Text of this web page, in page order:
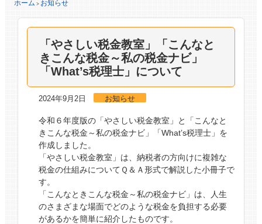
ホーム > お知らせ
「やさしい税金教室」「こんなと
きこんな税金～私の税金ナビ」
「What’s税理士」について
2024年9月2日 お知らせ
令和６年度版の「やさしい税金教室」と「こんなと
きこんな税金～私の税金ナビ」「What’s税理士」を
作成しました。
「やさしい税金教室」は、納税者の方向けに複雑な
税金の仕組みについてＱ＆Ａ形式で解説した小冊子で
す。
「こんなときこんな税金～私の税金ナビ」は、人生
のさまざまな場面でどのような税金を負担する必要
があるかを簡単に紹介したものです。